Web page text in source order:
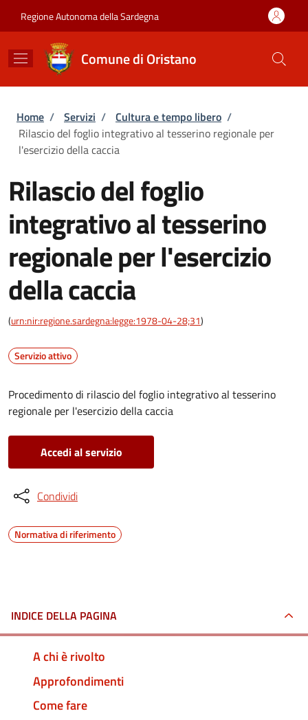
Regione Autonoma della Sardegna
Comune di Oristano
Briciole di pane
Home / Servizi / Cultura e tempo libero /
Rilascio del foglio integrativo al tesserino regionale per
l'esercizio della caccia
Rilascio del foglio
integrativo al tesserino
regionale per l'esercizio
della caccia
(urn:nir:regione.sardegna:legge:1978-04-28;31)
Servizio attivo
Procedimento di rilascio del foglio integrativo al tesserino
regionale per l'esercizio della caccia
Accedi al servizio
Condividi
Normativa di riferimento
INDICE DELLA PAGINA
A chi è rivolto
Approfondimenti
Come fare